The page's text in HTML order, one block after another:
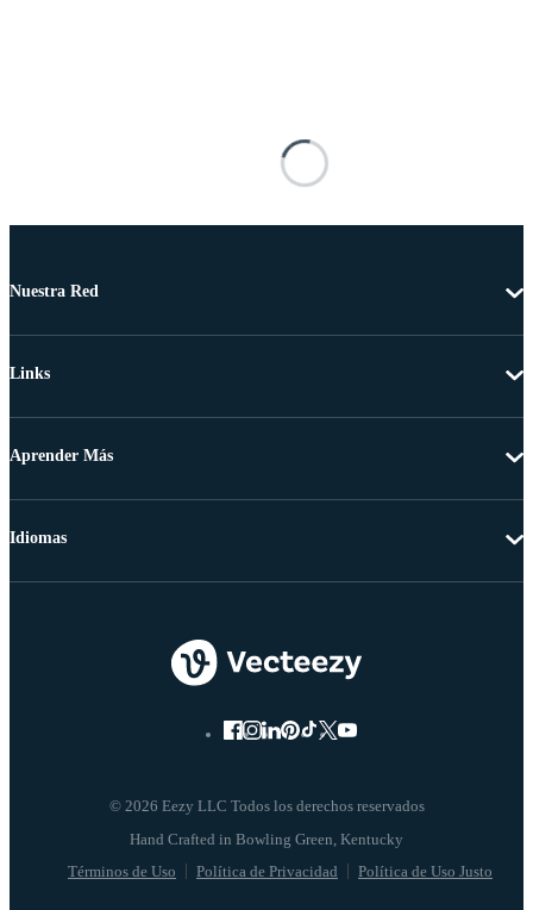
Nuestra Red
Links
Aprender Más
© 2026 Eezy LLC Todos los derechos reservados
Términos de Uso Política de Privacidad Política de Uso Justo
Idiomas